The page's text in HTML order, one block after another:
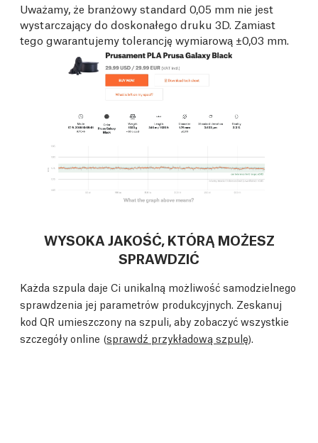
Uważamy, że branżowy standard 0,05 mm nie jest
wystarczający do doskonałego druku 3D. Zamiast
tego gwarantujemy tolerancję wymiarową ±0,03 mm.
WYSOKA JAKOŚĆ, KTÓRĄ MOŻESZ
SPRAWDZIĆ
Każda szpula daje Ci unikalną możliwość samodzielnego
sprawdzenia jej parametrów produkcyjnych. Zeskanuj
kod QR umieszczony na szpuli, aby zobaczyć wszystkie
szczegóły online (sprawdź przykładową szpulę).